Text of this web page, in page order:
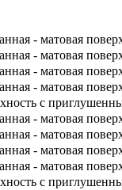
- матовая
- матовая
- матовая
- матовая
с
- матовая
- матовая
- матовая
- матовая
с